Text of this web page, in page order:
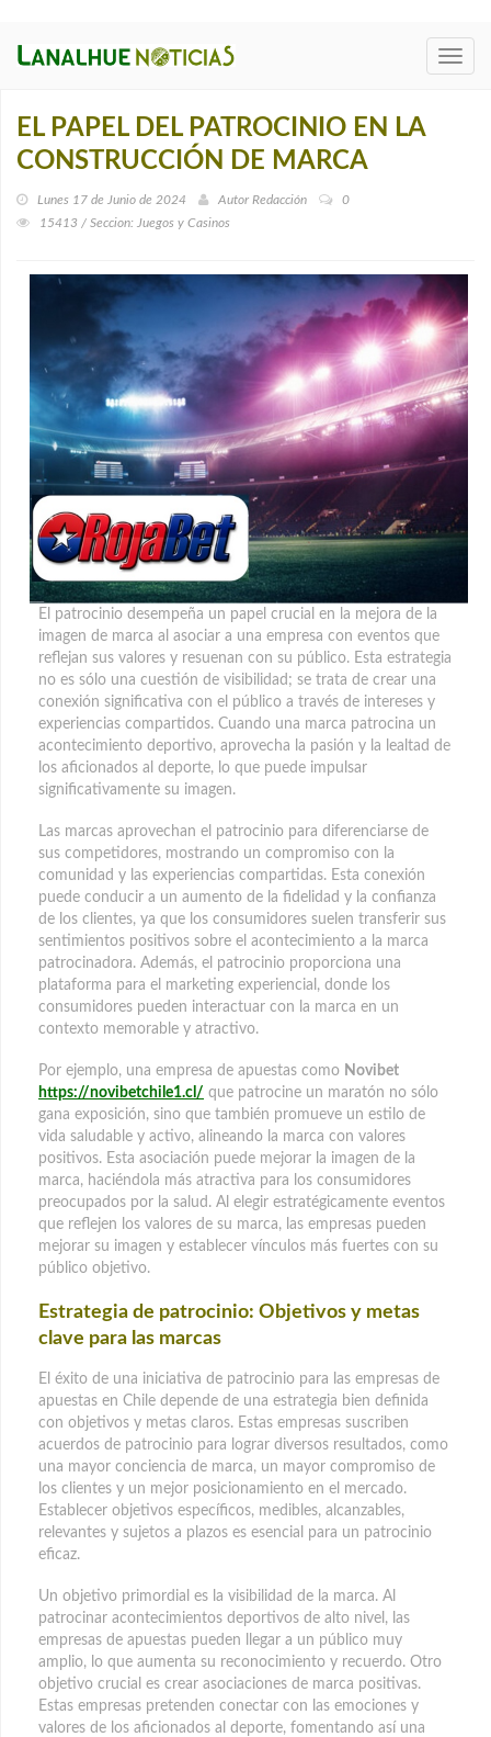
EL PAPEL DEL PATROCINIO EN LA
CONSTRUCCIÓN DE MARCA
Lunes 17 de Junio de 2024 Autor Redacción
0
15413 / Seccion: Juegos y Casinos
El patrocinio desempeña un papel crucial en la mejora de la
imagen de marca al asociar a una empresa con eventos que
reflejan sus valores y resuenan con su público. Esta estrategia
no es sólo una cuestión de visibilidad; se trata de crear una
conexión significativa con el público a través de intereses y
experiencias compartidos. Cuando una marca patrocina un
acontecimiento deportivo, aprovecha la pasión y la lealtad de
los aficionados al deporte, lo que puede impulsar
significativamente su imagen.
Las marcas aprovechan el patrocinio para diferenciarse de
sus competidores, mostrando un compromiso con la
comunidad y las experiencias compartidas. Esta conexión
puede conducir a un aumento de la fidelidad y la confianza
de los clientes, ya que los consumidores suelen transferir sus
sentimientos positivos sobre el acontecimiento a la marca
patrocinadora. Además, el patrocinio proporciona una
plataforma para el marketing experiencial, donde los
consumidores pueden interactuar con la marca en un
contexto memorable y atractivo.
Por ejemplo, una empresa de apuestas como Novibet
https://novibetchile1.cl/ que patrocine un maratón no sólo
gana exposición, sino que también promueve un estilo de
vida saludable y activo, alineando la marca con valores
positivos. Esta asociación puede mejorar la imagen de la
marca, haciéndola más atractiva para los consumidores
preocupados por la salud. Al elegir estratégicamente eventos
que reflejen los valores de su marca, las empresas pueden
mejorar su imagen y establecer vínculos más fuertes con su
público objetivo.
Estrategia de patrocinio: Objetivos y metas
clave para las marcas
El éxito de una iniciativa de patrocinio para las empresas de
apuestas en Chile depende de una estrategia bien definida
con objetivos y metas claros. Estas empresas suscriben
acuerdos de patrocinio para lograr diversos resultados, como
una mayor conciencia de marca, un mayor compromiso de
los clientes y un mejor posicionamiento en el mercado.
Establecer objetivos específicos, medibles, alcanzables,
relevantes y sujetos a plazos es esencial para un patrocinio
eficaz.
Un objetivo primordial es la visibilidad de la marca. Al
patrocinar acontecimientos deportivos de alto nivel, las
empresas de apuestas pueden llegar a un público muy
amplio, lo que aumenta su reconocimiento y recuerdo. Otro
objetivo crucial es crear asociaciones de marca positivas.
Estas empresas pretenden conectar con las emociones y
valores de los aficionados al deporte, fomentando así una